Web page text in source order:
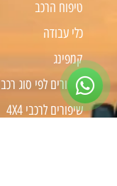
טיפוח הרכב
כלי עבודה
קמפינג
שיפורים לפי סוג רכב
שיפורים לרכבי 4X4